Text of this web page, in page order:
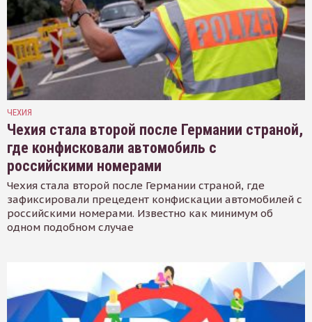
ЧЕХИЯ
Чехия стала второй после Германии страной,
где конфисковали автомобиль с
российскими номерами
Чехия стала второй после Германии страной, где
зафиксировали прецедент конфискации автомобилей с
российскими номерами. Известно как минимум об
одном подобном случае